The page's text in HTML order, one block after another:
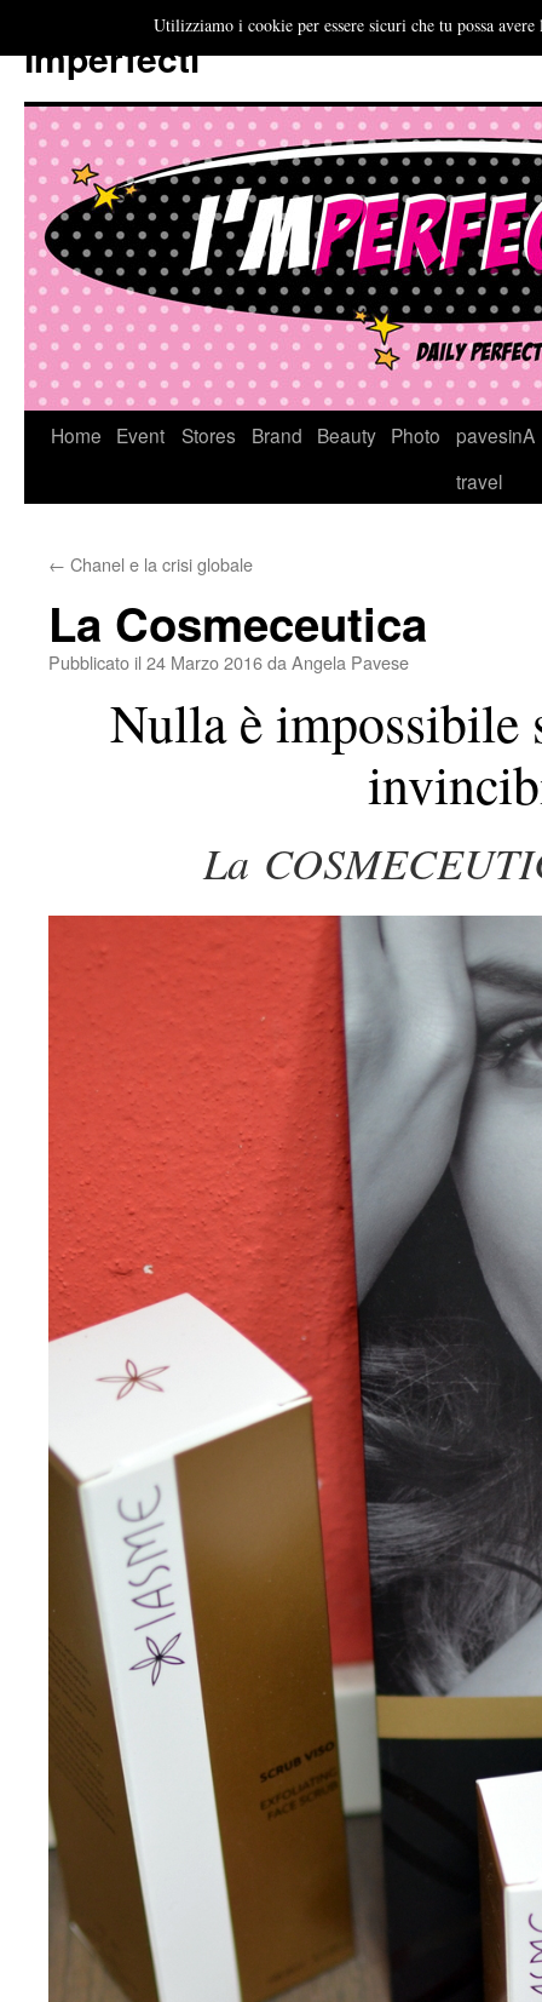
Imperfecti
VaiHome Event Stores Brand Beauty Photo
pavesinA
travel
← Chanel e la crisi globale
La Cosmeceutica
Pubblicato il 24 Marzo 2016da Angela Pavese
Nulla è impossibile
La
Utilizziamo i cookie per essere sicuri che tu possa